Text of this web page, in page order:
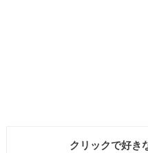
クリックで好き